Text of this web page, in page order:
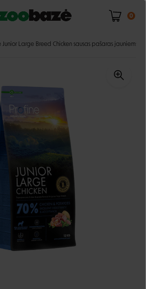
0
Junior Large Breed Chicken sausas pašaras jauniems